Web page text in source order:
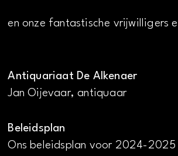
en onze fantastische vrijwilligers
Antiquariaat De Alkenaer
Jan Oijevaar, antiquaar
Beleidsplan
Ons beleidsplan voor 2024-